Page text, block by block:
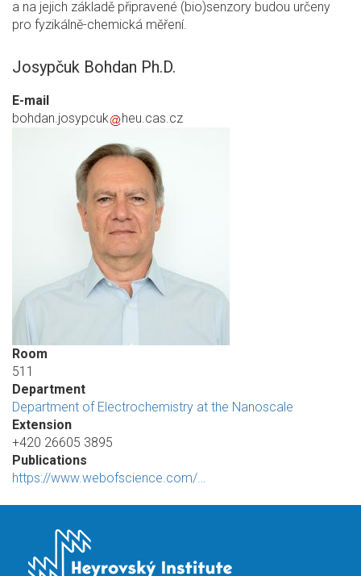
a na jejich základě připravené (bio)senzory budou určeny
pro fyzikálně-chemická měření.
Josypčuk Bohdan Ph.D.
E-mail
bohdan.josypcuk
heu.cas.cz
Room
511
Department
Department of Electrochemistry at the Nanoscale
Extension
+420 26605 3895
Publications
https://www.webofscience.com/…